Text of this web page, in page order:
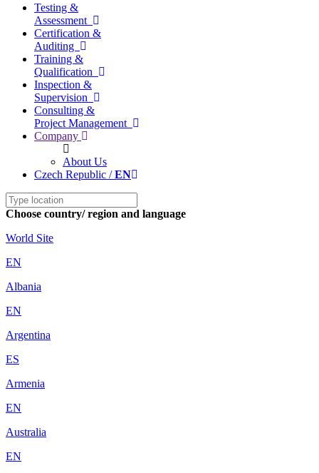
Testing &
Assessment
Certification &
Auditing
Training &
Qualification
Inspection &
Supervision
Consulting &
Project Management
Company
About Us
Czech Republic /EN
Choose country/ region and language
World Site
EN
Albania
EN
Argentina
ES
Armenia
EN
Australia
EN